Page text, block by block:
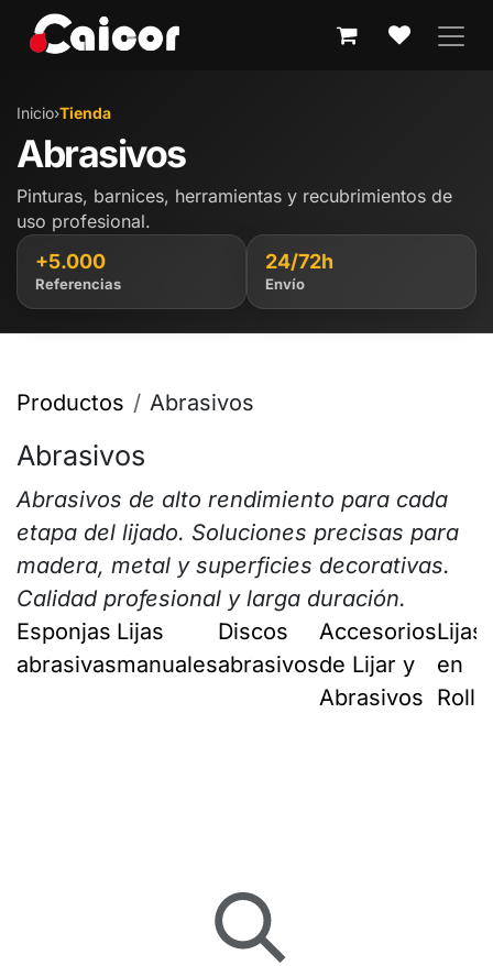
Inicio›Tienda
Abrasivos
Pinturas, barnices, herramientas y recubrimientos de
uso profesional.
+5.000
Referencias
24/72h
Envío
Productos Abrasivos
Abrasivos
Abrasivos de alto rendimiento para cada
etapa del lijado. Soluciones precisas para
madera, metal y superficies decorativas.
Calidad profesional y larga duración.
Esponjas
abrasivas
Lijas
manuales
Discos
abrasivos
Accesorios
de Lijar y
Abrasivos
Lijas
en
Rollo